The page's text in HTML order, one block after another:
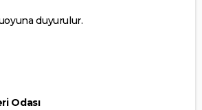
duyurulur.
Odası